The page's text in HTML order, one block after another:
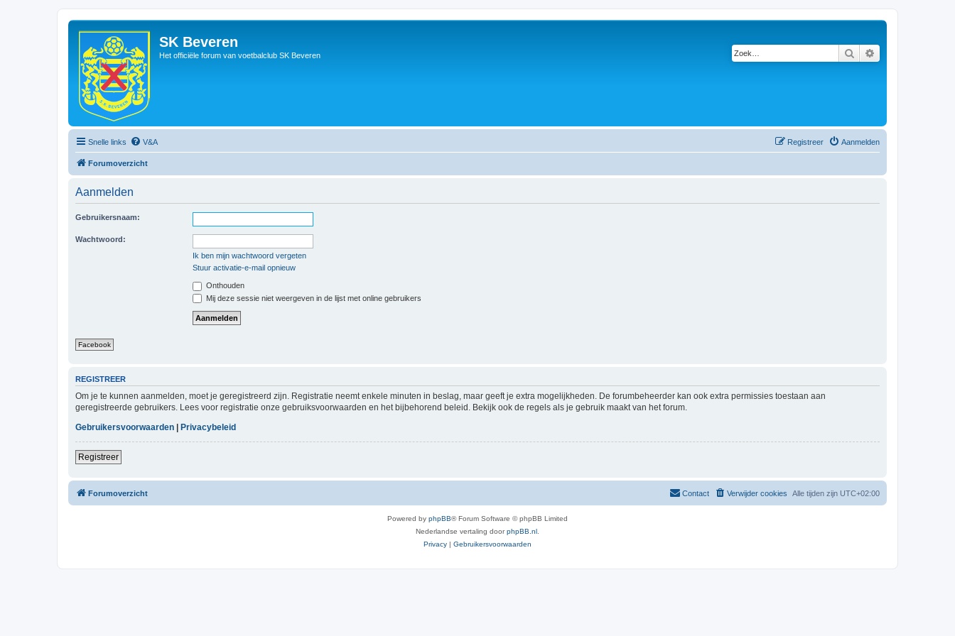
SK Beveren
Het officiële forum van voetbalclub SK Beveren Zoek
Snelle links V&A Aanmelden
Registreer
Forumoverzicht
Aanmelden
Gebruikersnaam:
Wachtwoord:
Ik ben mijn wachtwoord vergeten
Stuur activatie-e-mail opnieuw
Onthouden
Mij deze sessie niet weergeven in de lijst met online gebruikers
Facebook
REGISTREER
Om je te kunnen aanmelden, moet je geregistreerd zijn. Registratie neemt enkele minuten in beslag, maar geeft je extra mogelijkheden. De forumbeheerder kan ook extra permissies toestaan aan
geregistreerde gebruikers. Lees voor registratie onze gebruiksvoorwaarden en het bijbehorend beleid. Bekijk ook de regels als je gebruik maakt van het forum.
Gebruikersvoorwaarden | Privacybeleid
Registreer
Forumoverzicht Alle tijden zijn UTC+02:00
Verwijder cookies
Contact
Powered by phpBB® Forum Software © phpBB Limited
Nederlandse vertaling doorphpBB.nl
Privacy | Gebruikersvoorwaarden